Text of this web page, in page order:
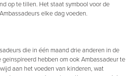
op te tillen. Het staat symbool voor de
elke dag voeden.
die in één maand drie anderen in de
hebben om ook Ambassadeur te
aan het voeden van kinderen, wat